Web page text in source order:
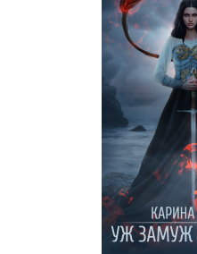
ПОПАДАНКИ
ХВОСТОМ